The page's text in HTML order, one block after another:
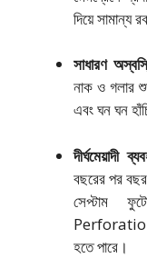
দিয়ে
সাধারণ
নাক ও গলার
এবং ঘন ঘন
দীর্ঘমেয়াদী
বছরের পর
সেপ্টাম
হতে পারে।